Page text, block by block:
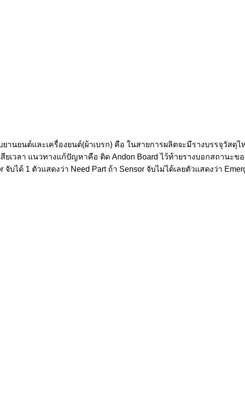
ยนต์และเครื่องยนต์(ผ้าเบรก) คือ ในสายการผลิตจะมีรางบรรจุวัสดุ
เวลา แนวทางแก้ปัญหาคือ ติด Andon Board ไว้ท้ายรางบอกสถานะข
บได้ 1 ตัวแสดงว่า Need Part ถ้า Sensor จับไม่ได้เลยตัวแสดงว่า